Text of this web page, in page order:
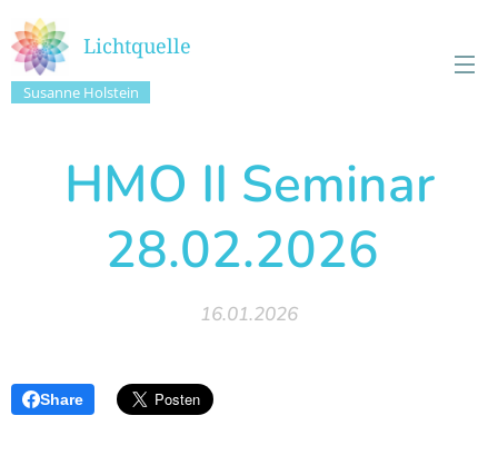
Lichtquelle
Susanne Holstein
HMO II Seminar
28.02.2026
16.01.2026
Share